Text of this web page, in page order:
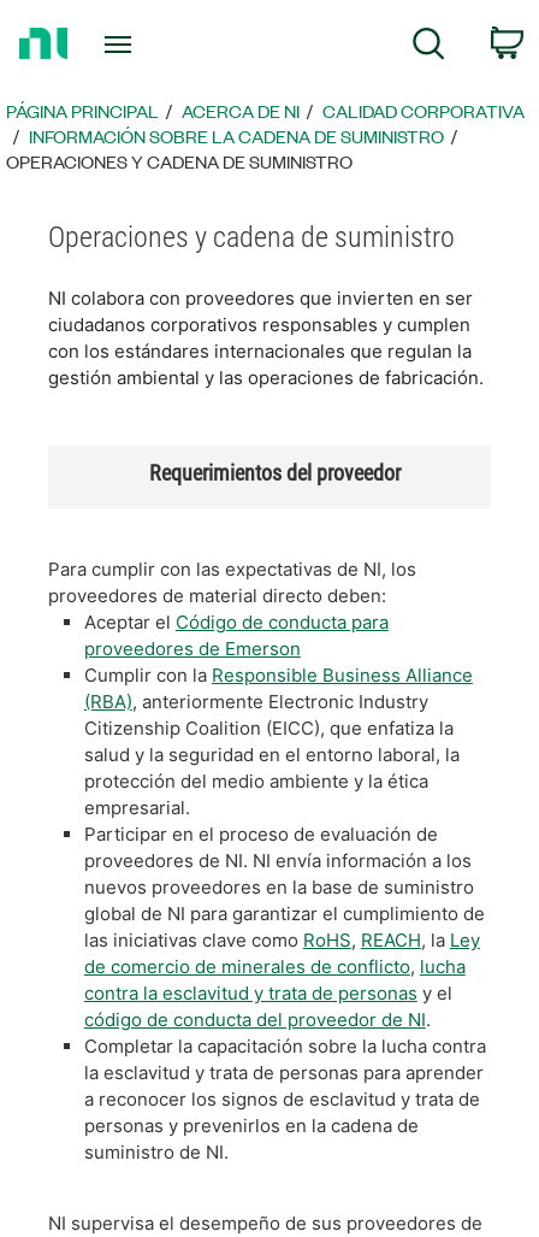
página
principal
Búsqueda
PÁGINA PRINCIPAL ACERCA DE NI
CALIDAD CORPORATIVA
INFORMACIÓN SOBRE LA CADENA DE SUMINISTRO
OPERACIONES Y CADENA DE SUMINISTRO
Operaciones y cadena de suministro
NI colabora con proveedores que invierten en ser
ciudadanos corporativos responsables y cumplen
con los estándares internacionales que regulan la
gestión ambiental y las operaciones de fabricación.
Requerimientos del proveedor
Para cumplir con las expectativas de NI, los
proveedores de material directo deben:
Aceptar el Código de conducta para
proveedores de Emerson
Cumplir con la Responsible Business Alliance
(RBA), anteriormente Electronic Industry
Citizenship Coalition (EICC), que enfatiza la
salud y la seguridad en el entorno laboral, la
protección del medio ambiente y la ética
empresarial.
Participar en el proceso de evaluación de
proveedores de NI. NI envía información a los
nuevos proveedores en la base de suministro
global de NI para garantizar el cumplimiento de
las iniciativas clave como RoHS, REACH, la Ley
de comercio de minerales de conflicto, lucha
contra la esclavitud y trata de personas y el
código de conducta del proveedor de NI.
Completar la capacitación sobre la lucha contra
la esclavitud y trata de personas para aprender
a reconocer los signos de esclavitud y trata de
personas y prevenirlos en la cadena de
suministro de NI.
NI supervisa el desempeño de sus proveedores de